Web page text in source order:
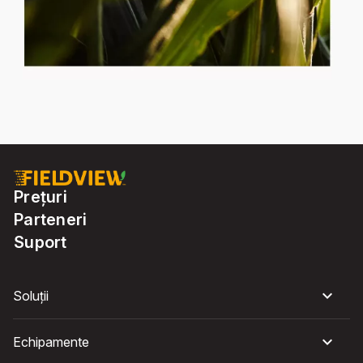
Prețuri
Parteneri
Suport
Soluții
Echipamente